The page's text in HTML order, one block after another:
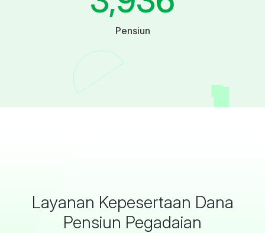
Pensiun
Layanan Kepesertaan Dana
Pensiun Pegadaian